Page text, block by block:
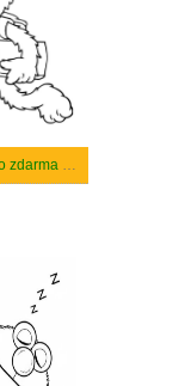
Nakreslete Elmo zdarma prostý tisknutelné